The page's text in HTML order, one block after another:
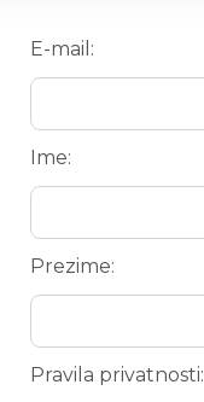
E-mail:
Ime:
Prezime:
Pravila privatnosti: